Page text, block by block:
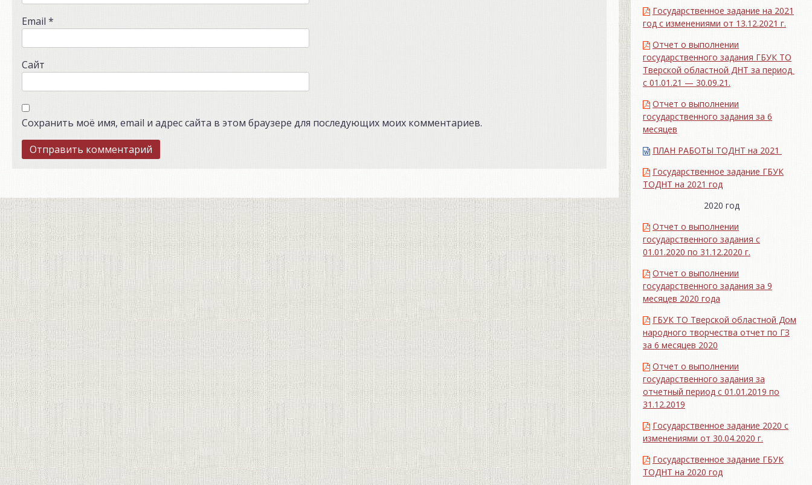
Email *
Сайт
Сохранить моё имя, email и адрес сайта в этом браузере для последующих моих комментариев.
Государственное задание на 2021
год с изменениями от 13.12.2021 г.
Отчет о выполнении
государственного задания ГБУК ТО
Тверской областной ДНТ за период
с 01.01.21 — 30.09.21.
Отчет о выполнении
государственного задания за 6
месяцев
ПЛАН РАБОТЫ ТОДНТ на 2021
Государственное задание ГБУК
ТОДНТ на 2021 год
2020 год
Отчет о выполнении
государственного задания с
01.01.2020 по 31.12.2020 г.
Отчет о выполнении
государственного задания за 9
месяцев 2020 года
ГБУК ТО Тверской областной Дом
народного творчества отчет по ГЗ
за 6 месяцев 2020
Отчет о выполнении
государственного задания за
отчетный период с 01.01.2019 по
31.12.2019
Государственное задание 2020 с
изменениями от 30.04.2020 г.
Государственное задание ГБУК
ТОДНТ на 2020 год